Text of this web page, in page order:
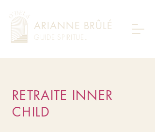
ARIANNE BRÛLÉ
GUIDE SPIRITUEL
RETRAITE INNER
CHILD